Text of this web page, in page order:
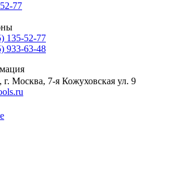
77
135-52-77
933-63-48
Москва, 7-я Кожуховская ул. 9